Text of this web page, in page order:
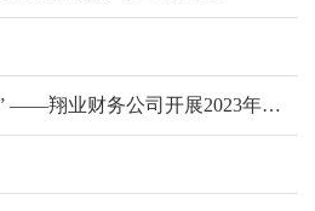
“守住钱袋子 护好幸福家” ——翔业财务公司开展2023年防范非法集资宣传月系列活动